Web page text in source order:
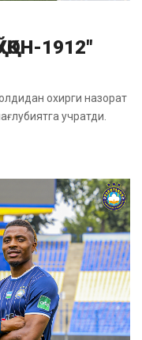
1912"
охирги назорат
учратди.